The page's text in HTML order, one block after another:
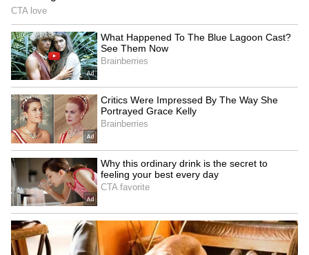
ரிஷபம்
ரிஷபம் மற்றும் கடக ராசிக்காரர்களுக்கு
இந்த கிரக பார்வை பணவரவு மற்றும் சமூக
செல்வாக்கை அதிகரிக்க கூடியதாக
கூறப்படுகிறது. அரசியல் தொடர்புகள்
வலுப்பெறலாம். தொழிலில் லாப
வாய்ப்புகள் அதிகரிக்கலாம். குடும்ப
சொத்து விவகாரங்களில் சாதகமான
முடிவுகள் கிடைக்கும் எனவும்
தெரிவிக்கப்பட்டுள்ளது. சம்பள உயர்வு